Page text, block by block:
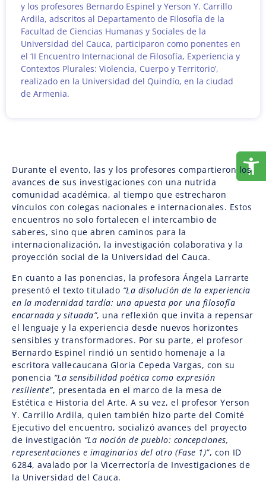
y los profesores Bernardo Espinel y Yerson Y. Carrillo
Ardila, adscritos al Departamento de Filosofía de la
Facultad de Ciencias Humanas y Sociales de la
Universidad del Cauca, participaron como ponentes en
el ‘II Encuentro Internacional de Filosofía, Experiencia y
Contextos Plurales: Violencia, Cuerpo y Territorio’,
realizado en la Universidad del Quindío, en la ciudad
de Armenia.
Durante el evento, las y los profesores compartieron los
avances de sus investigaciones con una nutrida
comunidad académica, al tiempo que estrecharon
vínculos con colegas nacionales e internacionales. Estos
encuentros no solo fortalecen el intercambio de
saberes, sino que abren caminos para la
internacionalización, la investigación colaborativa y la
proyección social de la Universidad del Cauca.
En cuanto a las ponencias, la profesora Ángela Larrarte
presentó el texto titulado “La disolución de la experiencia
en la modernidad tardía: una apuesta por una filosofía
encarnada y situada”, una reflexión que invita a repensar
el lenguaje y la experiencia desde nuevos horizontes
sensibles y transformadores. Por su parte, el profesor
Bernardo Espinel rindió un sentido homenaje a la
escritora vallecaucana Gloria Cepeda Vargas, con su
ponencia “La sensibilidad poética como expresión
resiliente”, presentada en el marco de la mesa de
Estética e Historia del Arte. A su vez, el profesor Yerson
Y. Carrillo Ardila, quien también hizo parte del Comité
Ejecutivo del encuentro, socializó avances del proyecto
de investigación “La noción de pueblo: concepciones,
representaciones e imaginarios del otro (Fase 1)”, con ID
6284, avalado por la Vicerrectoría de Investigaciones de
la Universidad del Cauca.